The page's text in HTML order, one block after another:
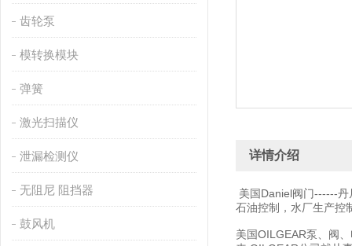
齿轮泵
模转换模块
弹簧
激光扫描仪
泄漏检测仪
无阻尼 阻挡器
鼓风机
详情介绍
美国Daniel阀门------
石油控制，水厂生产控
美国OILGEAR泵、阀